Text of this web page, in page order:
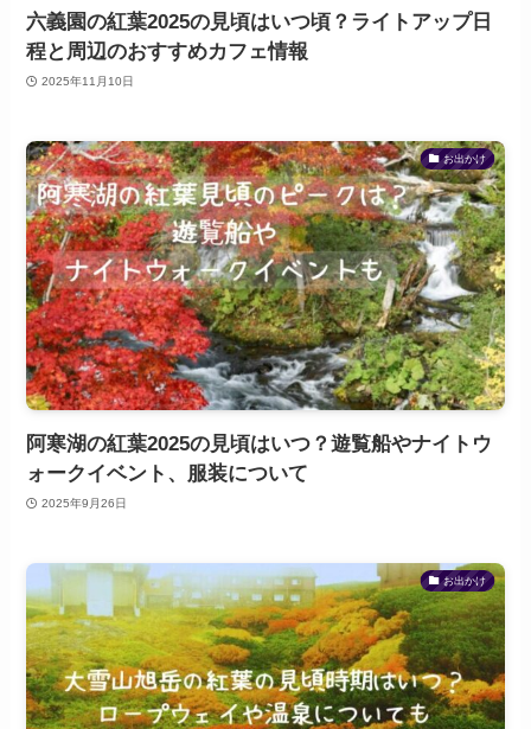
六義園の紅葉2025の見頃はいつ頃？ライトアップ日
程と周辺のおすすめカフェ情報
2025年11月10日
お出かけ
阿寒湖の紅葉2025の見頃はいつ？遊覧船やナイトウ
ォークイベント、服装について
2025年9月26日
お出かけ